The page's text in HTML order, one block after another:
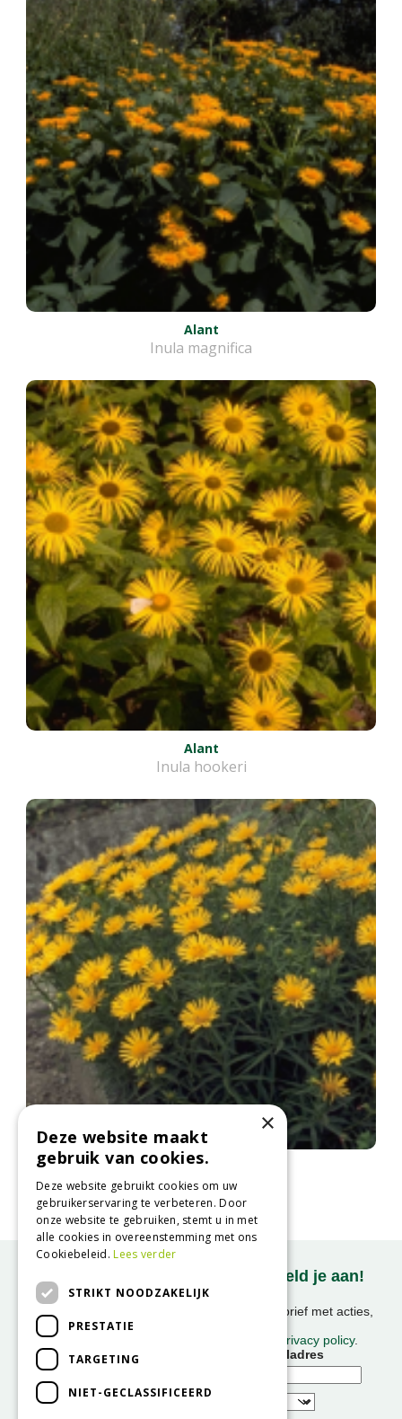
Alant
Inula magnifica
Alant
Inula hookeri
Alant
Inula ensifolia
Onze nieuwsbrief ontvangen? Meld je aan!
Ontvang ongeveer 1x per week onze nieuwsbrief met acties,
We slaan uw gegevens op conform onze
privacy policy.
Voornaam
E-mailadres
×
Deze website maakt
gebruik van cookies.
Deze website gebruikt cookies om uw
gebruikerservaring te verbeteren. Door
onze website te gebruiken, stemt u in met
alle cookies in overeenstemming met ons
Cookiebeleid.Lees verder
STRIKT NOODZAKELIJK
PRESTATIE
TARGETING
NIET-GECLASSIFICEERD